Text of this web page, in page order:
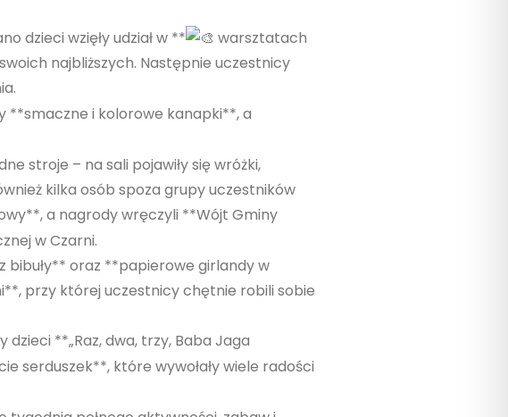
dzieci wzięły udział w **
warsztatach
najbliższych. Następnie uczestnicy
**smaczne i kolorowe kanapki**, a
stroje – na sali pojawiły się wróżki,
kilka osób spoza grupy uczestników
a nagrody wręczyli **Wójt Gminy
w Czarni.
bibuły** oraz **papierowe girlandy w
przy której uczestnicy chętnie robili sobie
**„Raz, dwa, trzy, Baba Jaga
serduszek**, które wywołały wiele radości